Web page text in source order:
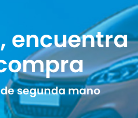
encuentra
segunda mano